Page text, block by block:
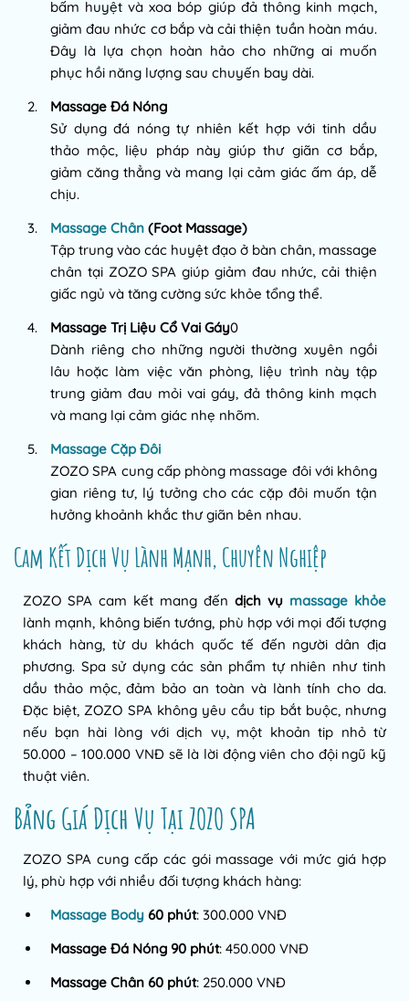
bấm huyệt và xoa bóp giúp đả thông kinh mạch,
giảm đau nhức cơ bắp và cải thiện tuần hoàn máu.
Đây là lựa chọn hoàn hảo cho những ai muốn
phục hồi năng lượng sau chuyến bay dài.
Massage Đá Nóng
Sử dụng đá nóng tự nhiên kết hợp với tinh dầu
thảo mộc, liệu pháp này giúp thư giãn cơ bắp,
giảm căng thẳng và mang lại cảm giác ấm áp, dễ
chịu.
Massage Chân (Foot Massage)
Tập trung vào các huyệt đạo ở bàn chân, massage
chân tại ZOZO SPA giúp giảm đau nhức, cải thiện
giấc ngủ và tăng cường sức khỏe tổng thể.
Massage Trị Liệu Cổ Vai Gáy0
Dành riêng cho những người thường xuyên ngồi
lâu hoặc làm việc văn phòng, liệu trình này tập
trung giảm đau mỏi vai gáy, đả thông kinh mạch
và mang lại cảm giác nhẹ nhõm.
Massage Cặp Đôi
ZOZO SPA cung cấp phòng massage đôi với không
gian riêng tư, lý tưởng cho các cặp đôi muốn tận
hưởng khoảnh khắc thư giãn bên nhau.
Cam Kết Dịch Vụ Lành Mạnh, Chuyên Nghiệp
ZOZO SPA cam kết mang đến dịch vụ massage khỏe
lành mạnh, không biến tướng, phù hợp với mọi đối tượng
khách hàng, từ du khách quốc tế đến người dân địa
phương. Spa sử dụng các sản phẩm tự nhiên như tinh
dầu thảo mộc, đảm bảo an toàn và lành tính cho da.
Đặc biệt, ZOZO SPA không yêu cầu tip bắt buộc, nhưng
nếu bạn hài lòng với dịch vụ, một khoản tip nhỏ từ
50.000 – 100.000 VNĐ sẽ là lời động viên cho đội ngũ kỹ
thuật viên.
Bảng Giá Dịch Vụ Tại ZOZO SPA
ZOZO SPA cung cấp các gói massage với mức giá hợp
lý, phù hợp với nhiều đối tượng khách hàng:
Massage Body 60 phút: 300.000 VNĐ
Massage Đá Nóng 90 phút: 450.000 VNĐ
Massage Chân 60 phút: 250.000 VNĐ